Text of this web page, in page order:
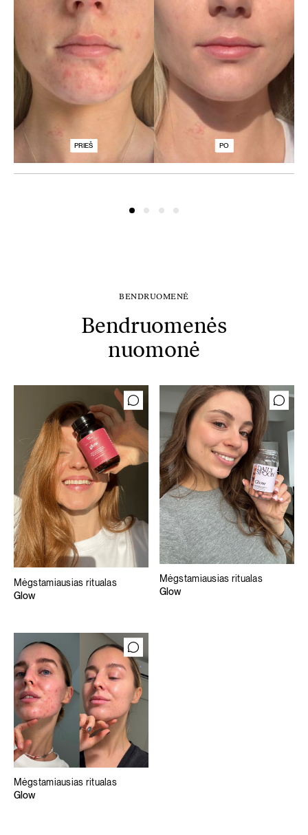
PRIEŠ PO
BENDRUOMENĖ
Bendruomenės
nuomonė
Mėgstamiausias ritualas
Glow
Mėgstamiausias ritualas
Glow
Mėgstamiausias ritualas
Glow